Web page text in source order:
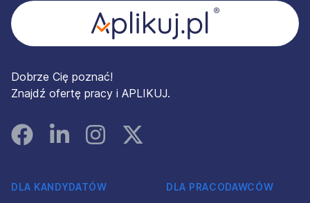
Dobrze Cię poznać!
Znajdź ofertę pracy i APLIKUJ.
FacebookLinked InInstagramInstagram
DLA KANDYDATÓW DLA PRACODAWCÓW